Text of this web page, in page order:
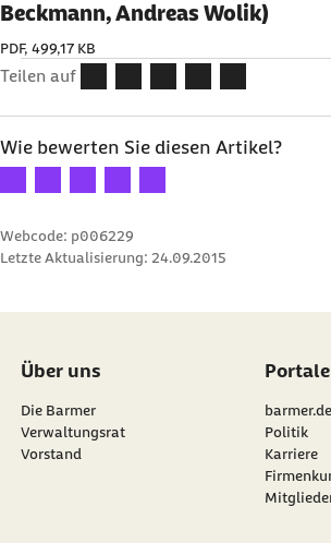
Beckmann, Andreas Wolik)
PDF, 499,17 KB
Teilen auf
Wie bewerten Sie diesen Artikel?
Ihre Bewertung: 1 Stern
Ihre Bewertung: 2 Sterne
Ihre Bewertung: 3 Sterne
Ihre Bewertung: 4 Sterne
Ihre Bewertung: 5 Sterne
Webcode: p006229
Letzte Aktualisierung: 24.09.2015
Über uns
Die Barmer
Verwaltungsrat
Vorstand
Portale
barmer.de
Politik
Karriere